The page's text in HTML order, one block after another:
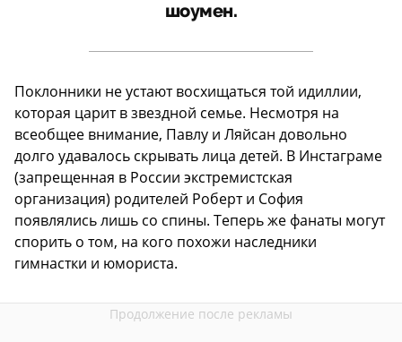
шоумен.
Поклонники не устают восхищаться той идиллии,
которая царит в звездной семье. Несмотря на
всеобщее внимание, Павлу и Ляйсан довольно
долго удавалось скрывать лица детей. В Инстаграме
(запрещенная в России экстремистская
организация) родителей Роберт и София
появлялись лишь со спины. Теперь же фанаты могут
спорить о том, на кого похожи наследники
гимнастки и юмориста.